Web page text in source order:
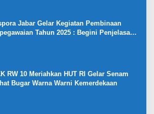
Jabar Gelar Kegiatan Pembinaan
Tahun 2025 : Begini Penjelasan
RW 10 Meriahkan HUT RI Gelar Senam
Bugar Warna Warni Kemerdekaan